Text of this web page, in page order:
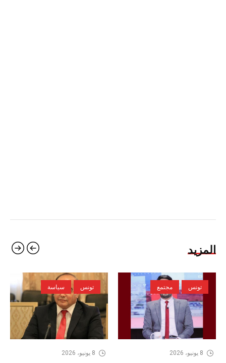
المزيد
تونس مجتمع
8 يونيو، 2026
تونس سياسة
8 يونيو، 2026